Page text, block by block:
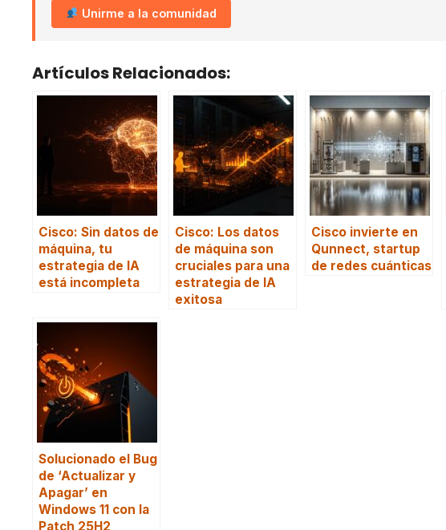
Unirme a la comunidad
Artículos Relacionados:
Cisco: Sin datos de
máquina, tu
estrategia de IA
está incompleta
Cisco: Los datos
de máquina son
cruciales para una
estrategia de IA
exitosa
Cisco invierte en
Qunnect, startup
de redes cuánticas
Solucionado el Bug
de ‘Actualizar y
Apagar’ en
Windows 11 con la
Patch 25H2